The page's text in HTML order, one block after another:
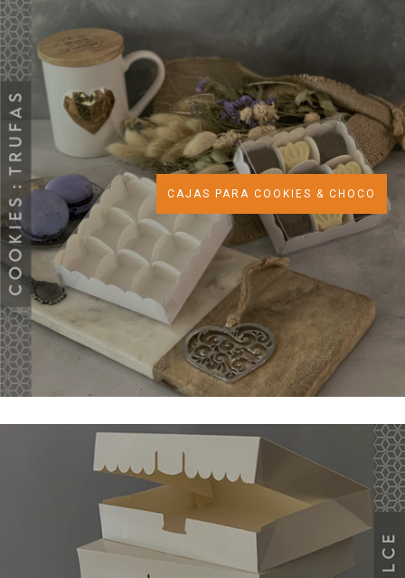
CAJAS PARA COOKIES & CHOCO